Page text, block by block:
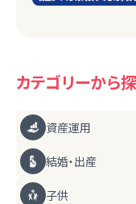
カテゴリーから
資産運用
結婚・出産
子供